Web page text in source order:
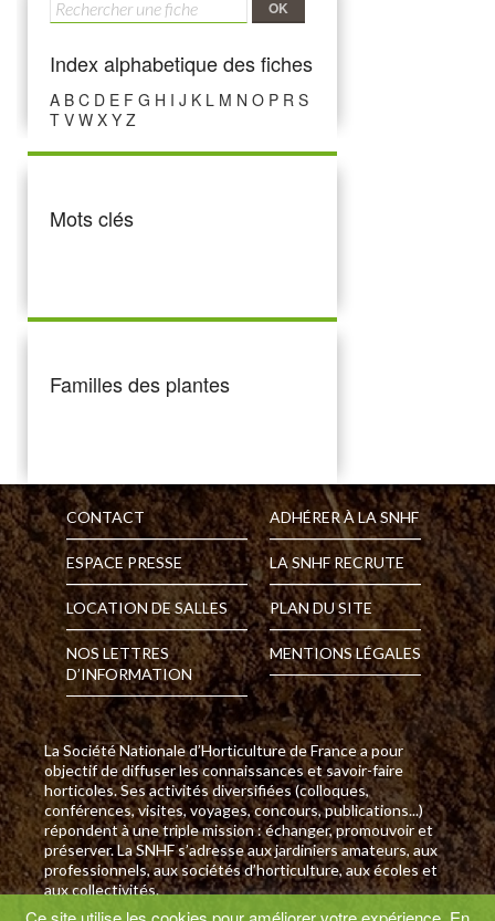
OK
Index alphabetique des fiches
A B C D E F G H I J K L M N O P R S
T V W X Y Z
Mots clés
Familles des plantes
CONTACT
ESPACE PRESSE
LOCATION DE SALLES
NOS LETTRES
D’INFORMATION
La Société Nationale d’Horticulture de France a pour
objectif de diffuser les connaissances et savoir-faire
horticoles. Ses activités diversifiées (colloques,
conférences, visites, voyages, concours, publications...)
répondent à une triple mission : échanger, promouvoir et
préserver. La SNHF s’adresse aux jardiniers amateurs, aux
professionnels, aux sociétés d’horticulture, aux écoles et
aux collectivités.
ADHÉRER À LA SNHF
LA SNHF RECRUTE
PLAN DU SITE
MENTIONS LÉGALES